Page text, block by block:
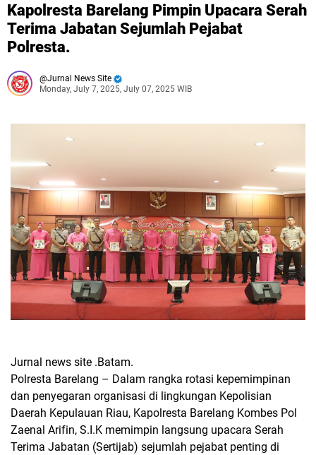
Kapolresta Barelang Pimpin Upacara Serah
Terima Jabatan Sejumlah Pejabat
Polresta.
Jurnal News Site
Monday, July 7, 2025, July 07, 2025 WIB
Jurnal news site .Batam.
Polresta Barelang – Dalam rangka rotasi kepemimpinan
dan penyegaran organisasi di lingkungan Kepolisian
Daerah Kepulauan Riau, Kapolresta Barelang Kombes Pol
Zaenal Arifin, S.I.K memimpin langsung upacara Serah
Terima Jabatan (Sertijab) sejumlah pejabat penting di